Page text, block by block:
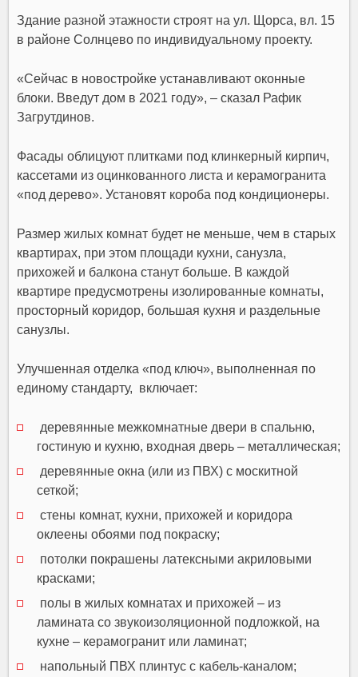
Здание разной этажности строят на ул. Щорса, вл. 15
в районеСолнцево по индивидуальному проекту.
«Сейчас в новостройке устанавливают оконные
блоки. Введут дом в 2021 году», – сказал Рафик
Загрутдинов.
Фасады облицуют плитками под клинкерный кирпич,
кассетами из оцинкованного листа и керамогранита
«под дерево». Установят короба под кондиционеры.
Размер жилых комнат будет не меньше, чем в старых
квартирах, при этом площади кухни, санузла,
прихожей и балкона станут больше. В каждой
квартире предусмотрены изолированные комнаты,
просторный коридор, большая кухня и раздельные
санузлы.
Улучшенная отделка «под ключ», выполненная по
единому стандарту, включает:
деревянные межкомнатные двери в спальню,
гостиную и кухню, входная дверь – металлическая;
деревянные окна (или из ПВХ) с москитной
сеткой;
стены комнат, кухни, прихожей и коридора
оклеены обоями под покраску;
потолки покрашены латексными акриловыми
красками;
полы в жилых комнатах и прихожей – из
ламината со звукоизоляционной подложкой, на
кухне – керамогранит или ламинат;
напольный ПВХ плинтус с кабель-каналом;